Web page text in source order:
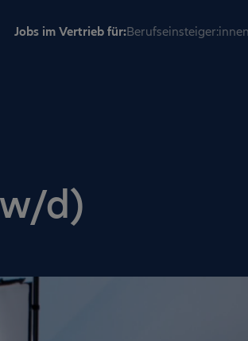
Jobs im Vertrieb für:Berufseinsteiger:innen
d)